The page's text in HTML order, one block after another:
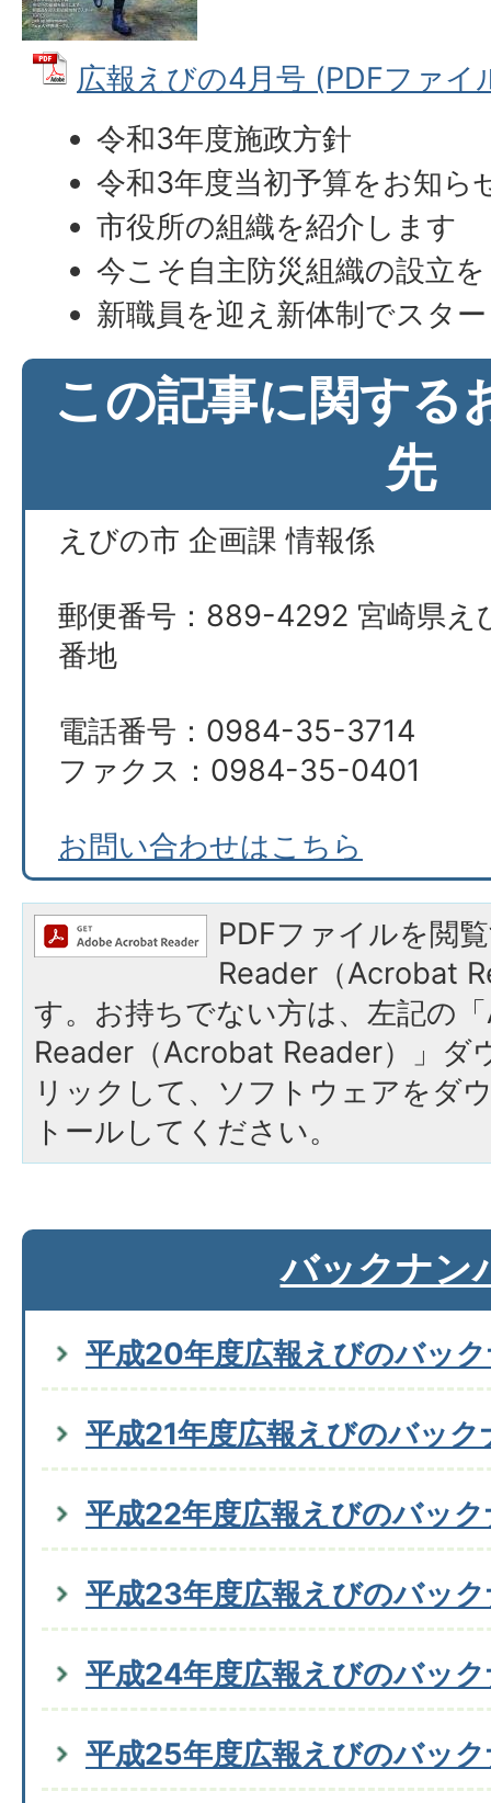
広報えびの4月号 (PDFファイ
令和3年度施政方針
令和3年度当初予算をお知ら
市役所の組織を紹介します
今こそ自主防災組織の設立を
新職員を迎え新体制でスタ
この記事に関する
先
えびの市 企画課 情報係
郵便番号：889-4292 宮崎県え
番地
電話番号：0984-35-3714
ファクス：0984-35-0401
お問い合わせはこちら
PDFファイルを閲
Reader（Acrobat
す。お持ちでない方は、左記の
Reader（Acrobat Reader）」ダ
リックして、ソフトウェアをダ
トールしてください。
バックナン
平成20年度広報えびのバッ
平成21年度広報えびのバック
平成22年度広報えびのバッ
平成23年度広報えびのバッ
平成24年度広報えびのバッ
平成25年度広報えびのバッ